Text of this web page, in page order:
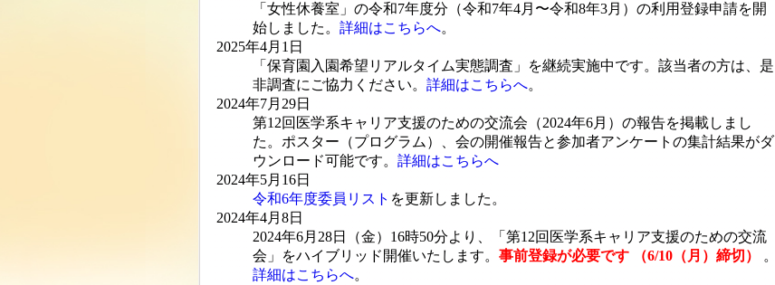
「女性休養室」の令和7年度分（令和7年4月〜令和8年3月）の利用登録申請を開
始しました。 詳細はこちらへ。
2025年4月1日
「保育園入園希望リアルタイム実態調査」を継続実施中です。該当者の方は、是
非調査にご協力ください。 詳細はこちらへ。
2024年7月29日
第12回医学系キャリア支援のための交流会（2024年6月）の報告を掲載しまし
た。ポスター（プログラム）、会の開催報告と参加者アンケートの集計結果がダ
ウンロード可能です。 詳細はこちらへ
2024年5月16日
令和6年度委員リスト を更新しました。
2024年4月8日
2024年6月28日（金）16時50分より、「第12回医学系キャリア支援のための交流
会」をハイブリッド開催いたします。 事前登録が必要です （6/10（月）締切）
。
詳細はこちらへ。